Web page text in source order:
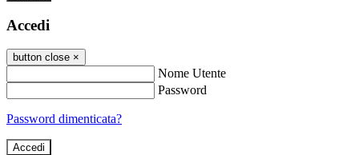
Accedi
button close ×
Nome Utente
Password
Password dimenticata?